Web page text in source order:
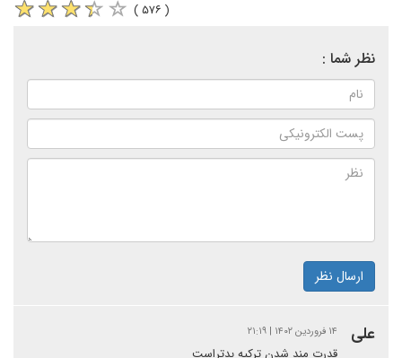
( ۵۷۶ )
نظر شما :
ارسال نظر
علی ۱۴ فروردین ۱۴۰۲ | ۲۱:۱۹
قدرت مند شدن ترکیه بدتراست